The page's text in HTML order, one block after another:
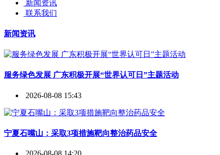
新闻资讯
联系我们
新闻资讯
服务绿色发展 广东积极开展“世界认可日”主题活动
2026-08-08 15:43
宁夏石嘴山：采取3项措施靶向整治药品安全